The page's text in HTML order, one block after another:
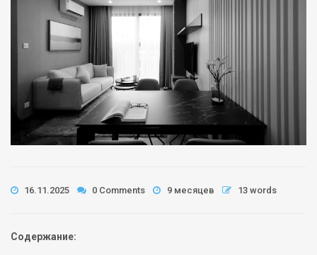
16.11.2025 0 Comments 9 месяцев 13 words
Содержание: